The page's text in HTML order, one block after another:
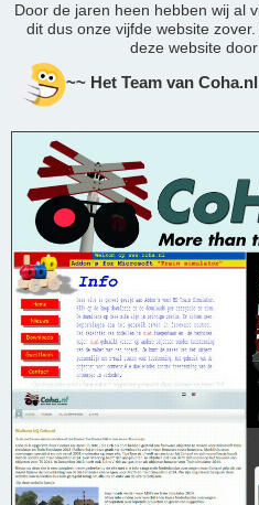
Door de jaren heen hebben wij al
dit dus onze vijfde website
deze website
~~ Het Team van